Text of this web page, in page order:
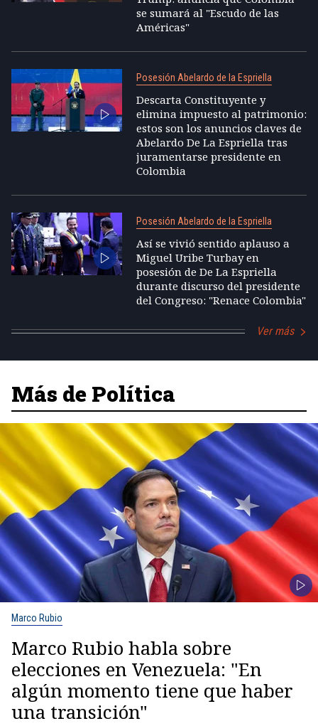
se sumará al "Escudo de las
Américas"
Posesión Abelardo de la Espriella
Descarta Constituyente y
elimina impuesto al patrimonio:
estos son los anuncios claves de
Abelardo De La Espriella tras
juramentarse presidente en
Colombia
Posesión Abelardo de la Espriella
Así se vivió sentido aplauso a
Miguel Uribe Turbay en
posesión de De La Espriella
durante discurso del presidente
del Congreso: "Renace Colombia"
Ver más
Más de Política
Marco Rubio
Marco Rubio habla sobre
elecciones en Venezuela: "En
algún momento tiene que haber
una transición"